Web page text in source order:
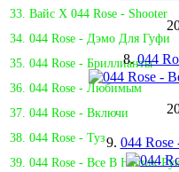
33. Вайс Х 044 Rose - Shooter
34. 044 Rose - Дэмо Для Гуфи
35. 044 Rose - Бриллианты
36. 044 Rose - Любимым
37. 044 Rose - Включи
38. 044 Rose - Туз
39. 044 Rose - Все В Наших
8.044
9. 044